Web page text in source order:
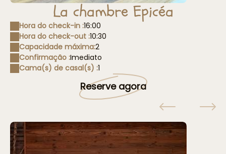
La chambre Epicéa
Hora do check-in :16:00
Hora do check-out :10:30
Capacidade máxima:2
Confirmação :Imediato
Cama(s) de casal(s) :1
Reserve agora